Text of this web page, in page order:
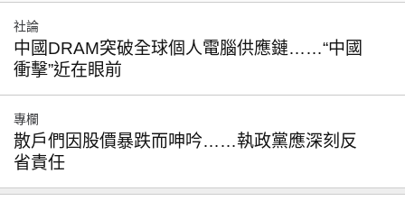
社論
中國DRAM突破全球個人電腦供應鏈……“中國
衝擊”近在眼前
專欄
散戶們因股價暴跌而呻吟……執政黨應深刻反
省責任